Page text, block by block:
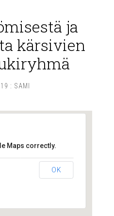
ja
kärsivien
: SAMI
ry
Maps correctly.
OK